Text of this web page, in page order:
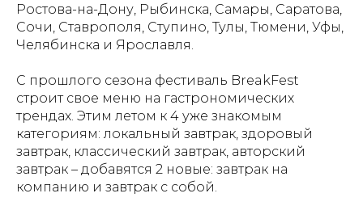
Ростова-на-Дону, Рыбинска, Самары, Саратова,
Сочи, Ставрополя, Ступино, Тулы, Тюмени, Уфы,
Челябинска и Ярославля.
С прошлого сезона фестиваль BreakFest
строит свое меню на гастрономических
трендах. Этим летом к 4 уже знакомым
категориям: локальный завтрак, здоровый
завтрак, классический завтрак, авторский
завтрак – добавятся 2 новые: завтрак на
компанию и завтрак с собой.